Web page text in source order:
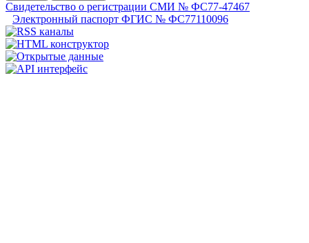
Свидетельство о регистрации СМИ № ФС77-47467
Электронный паспорт ФГИС № ФС77110096